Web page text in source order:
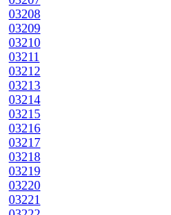
03208
03209
03210
03211
03212
03213
03214
03215
03216
03217
03218
03219
03220
03221